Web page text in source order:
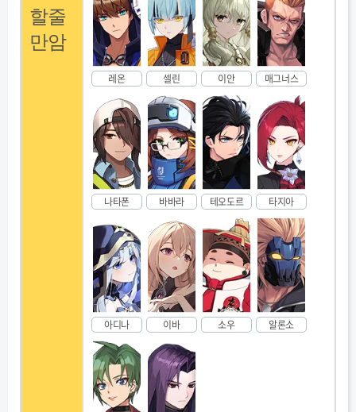
할줄
만암
레온 셀린 이안 매그너스
나타폰 바바라 테오도르 타지아
아디나 이바 소우 알론소